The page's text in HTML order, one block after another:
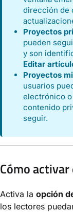
dirección de
Proyectos
pueden
y son
Editar
Proyectos
usuarios
electrónico
contenido
seguir.
Cómo
Activa la opción
los lectores